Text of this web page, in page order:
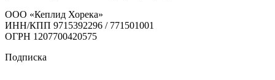
ООО «Кеплид Хорека»
ИНН/КПП 9715392296 / 771501001
ОГРН 1207700420575
Подписка